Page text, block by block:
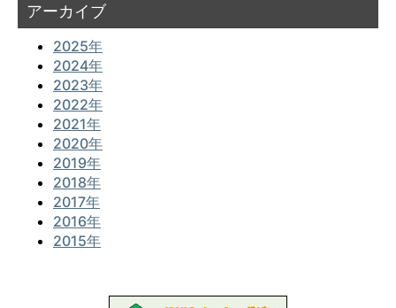
アーカイブ
2025年
2024年
2023年
2022年
2021年
2020年
2019年
2018年
2017年
2016年
2015年